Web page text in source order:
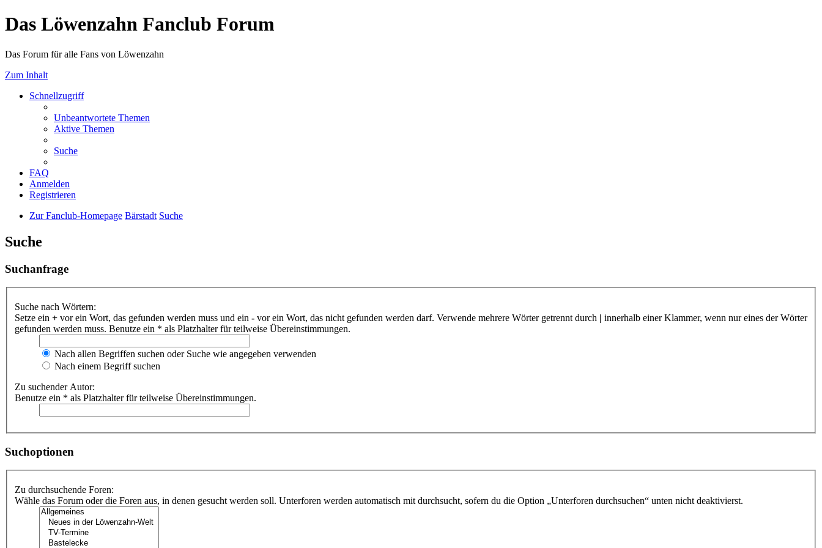
Das Löwenzahn Fanclub Forum
Das Forum für alle Fans von Löwenzahn
Zum Inhalt
Schnellzugriff
Unbeantwortete Themen
Aktive Themen
Suche
FAQ
Anmelden
Registrieren
Zur Fanclub-Homepage Bärstadt Suche
Suche
Suchanfrage
Suche nach Wörtern:
Setze ein + vor ein Wort, das gefunden werden muss und ein - vor ein Wort, das nicht gefunden werden darf. Verwende mehrere Wörter getrennt durch | innerhalb einer Klammer, wenn nur eines der Wörter
gefunden werden muss. Benutze ein * als Platzhalter für teilweise Übereinstimmungen.
Nach allen Begriffen suchen oder Suche wie angegeben verwenden
Nach einem Begriff suchen
Zu suchender Autor:
Benutze ein * als Platzhalter für teilweise Übereinstimmungen.
Suchoptionen
Zu durchsuchende Foren:
Wähle das Forum oder die Foren aus, in denen gesucht werden soll. Unterforen werden automatisch mit durchsucht, sofern du die Option „Unterforen durchsuchen“ unten nicht deaktivierst.